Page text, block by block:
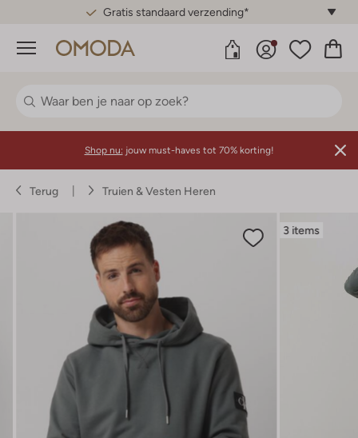
Gratis standaard verzending*
Menu
Shop nu: jouw must-haves tot 70% korting!
Terug Truien & Vesten Heren
3 items